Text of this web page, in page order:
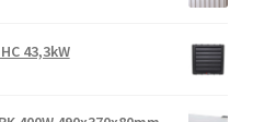
43,3kW